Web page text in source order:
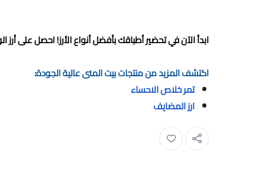
ابدأ الآن في تحضير أطباقك بأفضل أنواع الأرز! احصل على
اكتشف المزيد من منتجات بيت المنى عالية الجودة:
تمر خلاص الاحساء
ارز المضايف